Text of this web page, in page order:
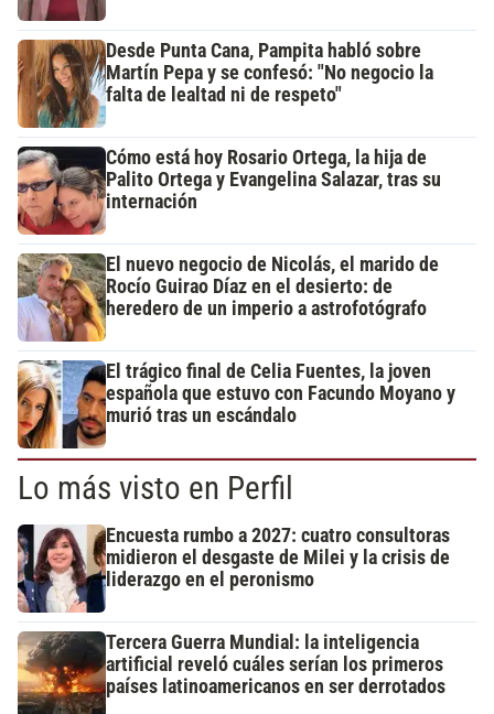
Desde Punta Cana, Pampita habló sobre
Martín Pepa y se confesó: "No negocio la
falta de lealtad ni de respeto"
Cómo está hoy Rosario Ortega, la hija de
Palito Ortega y Evangelina Salazar, tras su
internación
El nuevo negocio de Nicolás, el marido de
Rocío Guirao Díaz en el desierto: de
heredero de un imperio a astrofotógrafo
El trágico final de Celia Fuentes, la joven
española que estuvo con Facundo Moyano y
murió tras un escándalo
Lo más visto en Perfil
Encuesta rumbo a 2027: cuatro consultoras
midieron el desgaste de Milei y la crisis de
liderazgo en el peronismo
Tercera Guerra Mundial: la inteligencia
artificial reveló cuáles serían los primeros
países latinoamericanos en ser derrotados